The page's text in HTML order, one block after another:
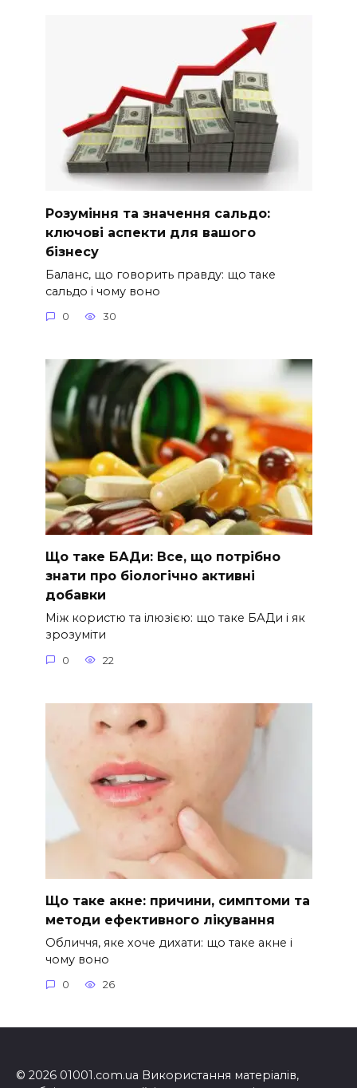
Розуміння та значення сальдо:
ключові аспекти для вашого
бізнесу
Баланс, що говорить правду: що таке
сальдо і чому воно
0 30
Що таке БАДи: Все, що потрібно
знати про біологічно активні
добавки
Між користю та ілюзією: що таке БАДи і як
зрозуміти
0 22
Що таке акне: причини, симптоми та
методи ефективного лікування
Обличчя, яке хоче дихати: що таке акне і
чому воно
0 26
© 2026 01001.com.ua Використання матеріалів,